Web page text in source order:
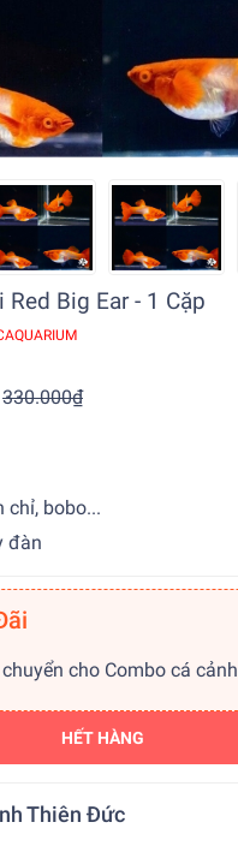
Red Big Ear - 1 Cặp
330.000₫
chỉ, bobo...
đàn
cho Combo cá cảnh
HẾT HÀNG
Thiên Đức